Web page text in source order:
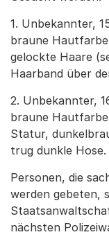
1. Unbekannter,
braune
gelockte Haare
Haarband über
2. Unbekannter,
braune
Statur,
trug dunkle Hose.
Personen, die
werden gebeten,
nächsten